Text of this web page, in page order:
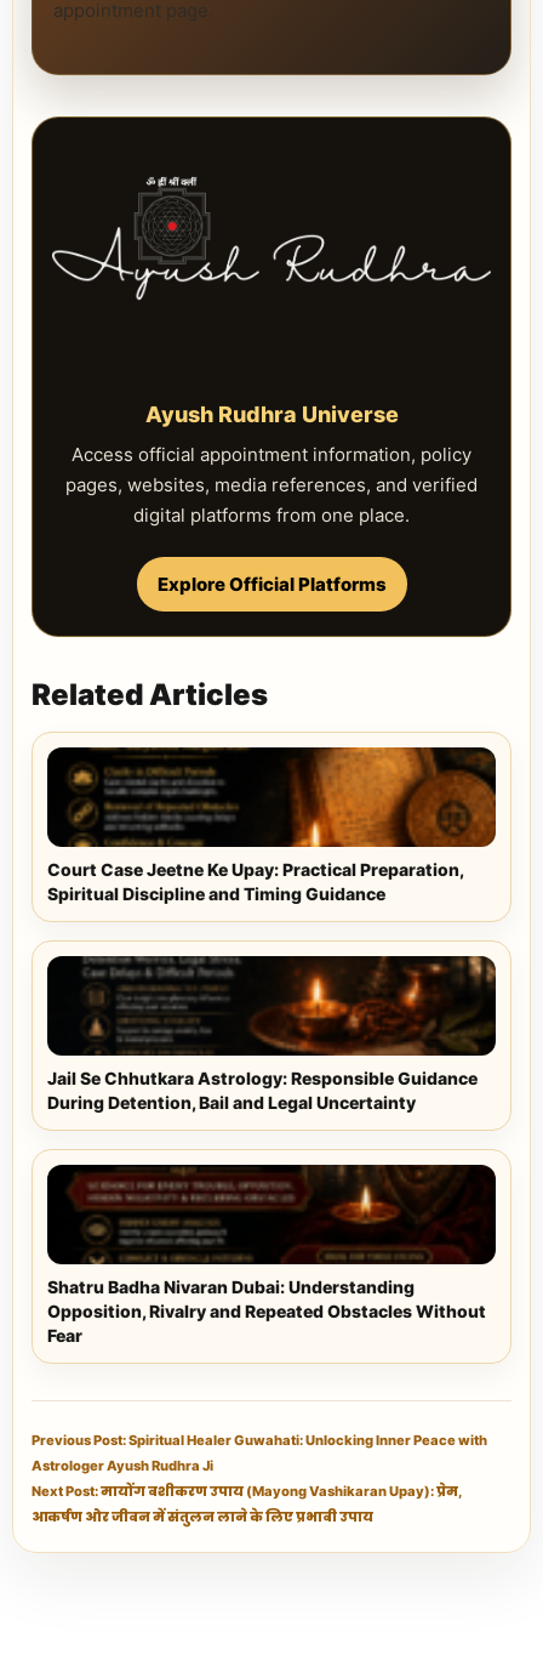
appointment page.
Ayush Rudhra Universe
Access official appointment information, policy
pages, websites, media references, and verified
digital platforms from one place.
Explore Official Platforms
Related Articles
Court Case Jeetne Ke Upay: Practical Preparation,
Spiritual Discipline and Timing Guidance
Jail Se Chhutkara Astrology: Responsible Guidance
During Detention, Bail and Legal Uncertainty
Shatru Badha Nivaran Dubai: Understanding
Opposition, Rivalry and Repeated Obstacles Without
Fear
Previous Post: Spiritual Healer Guwahati: Unlocking Inner Peace with
Astrologer Ayush Rudhra Ji
Next Post: मायोंग वशीकरण उपाय (Mayong Vashikaran Upay): प्रेम,
आकर्षण और जीवन में संतुलन लाने के लिए प्रभावी उपाय